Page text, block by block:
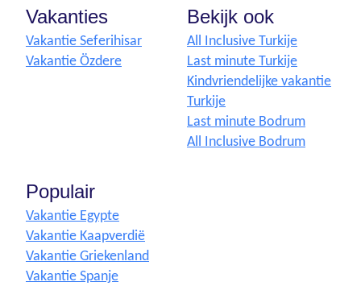
Vakanties
Vakantie Seferihisar
Vakantie Özdere
Bekijk ook
All Inclusive Turkije
Last minute Turkije
Kindvriendelijke vakantie
Turkije
Last minute Bodrum
All Inclusive Bodrum
Populair
Vakantie Egypte
Vakantie Kaapverdië
Vakantie Griekenland
Vakantie Spanje